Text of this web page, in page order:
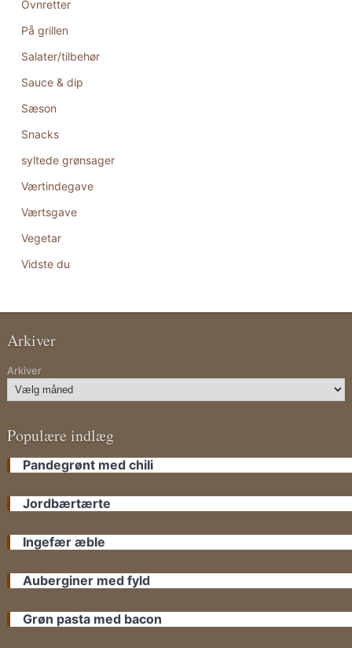
Ovnretter
På grillen
Salater/tilbehør
Sauce & dip
Sæson
Snacks
syltede grønsager
Værtindegave
Værtsgave
Vegetar
Vidste du
Arkiver
Arkiver
Populære indlæg
Pandegrønt med chili
Jordbærtærte
Ingefær æble
Auberginer med fyld
Grøn pasta med bacon